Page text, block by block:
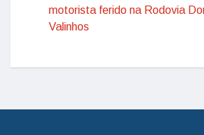
motorista ferido na Rodovia
Valinhos